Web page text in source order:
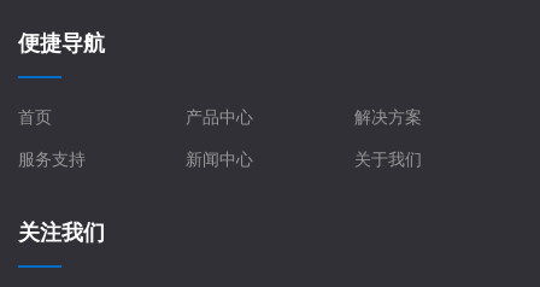
便捷导航
首页 产品中心 解决方案
服务支持 新闻中心 关于我们
关注我们